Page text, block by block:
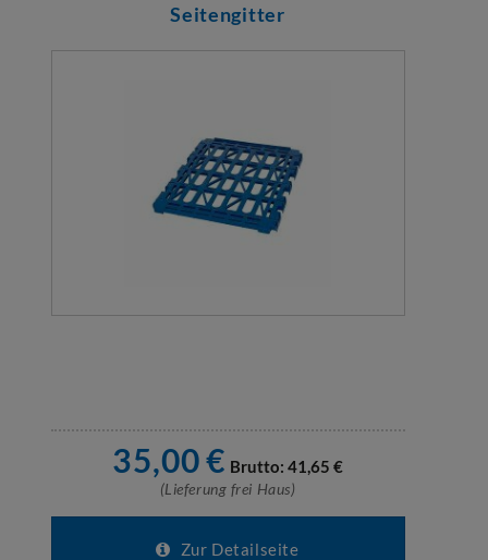
Seitengitter
35,00€ Brutto: 41,65 €
(Lieferung frei Haus)
Zur Detailseite